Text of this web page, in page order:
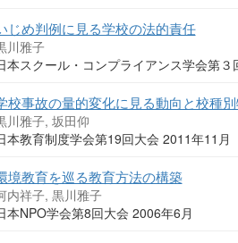
じめ判例に見る学校の法的責任
川雅子
本スクール・コンプライアンス学会第
校事故の量的変化に見る動向と校種
川雅子, 坂田仰
本教育制度学会第19回大会 2011年11月
境教育を巡る教育方法の構築
内祥子, 黒川雅子
本NPO学会第8回大会 2006年6月